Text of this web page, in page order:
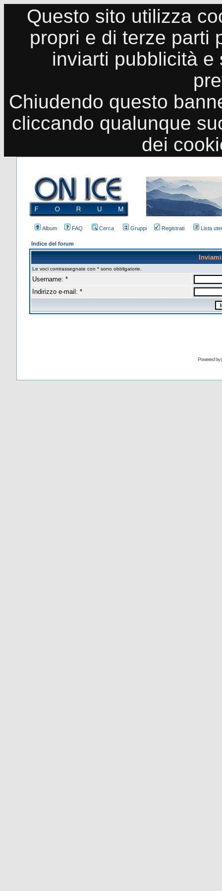
Questo sito utilizza
propri e di terze parti
inviarti pubblicità
Chiudendo questo
cliccando qualunque
dei
Album FAQ Cerca Gruppi Registrati Lista
Indice del forum
Le voci contrassegnate con * sono obbligatorie.
Username: *
Indirizzo e-mail: *
Powered by